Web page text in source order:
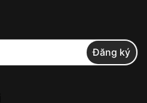
Đăng ký